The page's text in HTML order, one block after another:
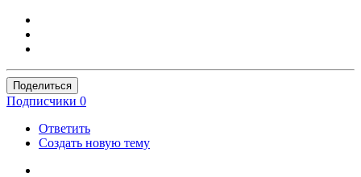
Поделиться
Подписчики 0
Ответить
Создать новую тему